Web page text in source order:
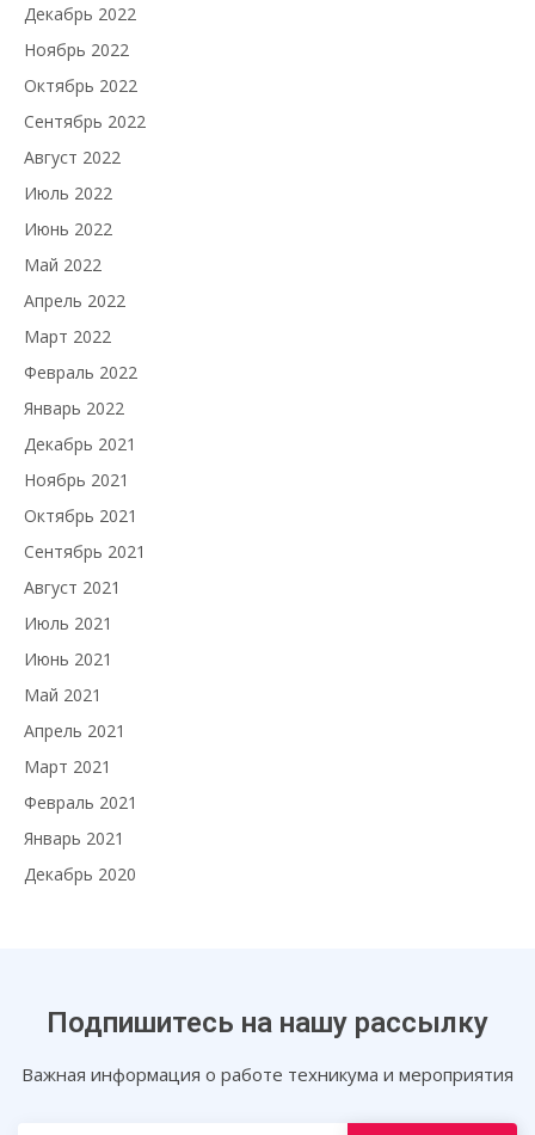
Декабрь 2022
Ноябрь 2022
Октябрь 2022
Сентябрь 2022
Август 2022
Июль 2022
Июнь 2022
Май 2022
Апрель 2022
Март 2022
Февраль 2022
Январь 2022
Декабрь 2021
Ноябрь 2021
Октябрь 2021
Сентябрь 2021
Август 2021
Июль 2021
Июнь 2021
Май 2021
Апрель 2021
Март 2021
Февраль 2021
Январь 2021
Декабрь 2020
Подпишитесь на нашу рассылку
Важная информация о работе техникума и мероприятия